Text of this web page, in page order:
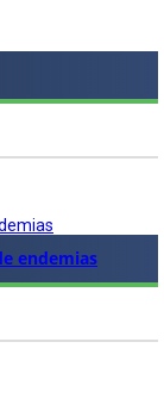
endemias